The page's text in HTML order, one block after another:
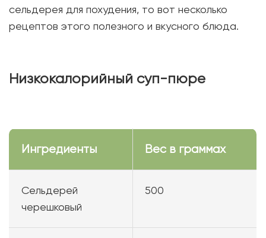
сельдерея для похудения, то вот несколько
рецептов этого полезного и вкусного блюда.
Низкокалорийный суп-пюре
Ингредиенты Вес в граммах
Сельдерей
черешковый
500